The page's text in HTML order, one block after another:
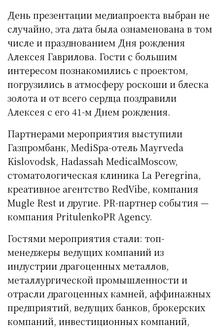
День презентации медиапроекта выбран не
случайно, эта дата была ознаменована в том
числе и празднованием Дня рождения
Алексея Гаврилова. Гости с большим
интересом познакомились с проектом,
погрузились в атмосферу роскоши и блеска
золота и от всего сердца поздравили
Алексея с его 41-м Днем рождения.
Партнерами мероприятия выступили
Газпромбанк, MediSpa-отель Mayrveda
Kislovodsk, Hadassah MedicalMoscow,
стоматологическая клиника La Peregrina,
креативное агентство RedVibe, компания
Mugle Rest и другие. PR-партнер события —
компания PritulenkoPR Agency.
Гостями мероприятия стали: топ-
менеджеры ведущих компаний из
индустрии драгоценных металлов,
металлургической промышленности и
отрасли драгоценных камней, аффинажных
предприятий, ведущих банков, брокерских
компаний, инвестиционных компаний,